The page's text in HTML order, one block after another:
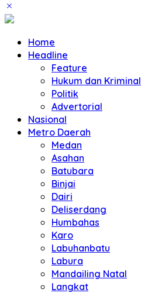
Home
Headline
Feature
Hukum dan Kriminal
Politik
Advertorial
Nasional
Metro Daerah
Medan
Asahan
Batubara
Binjai
Dairi
Deliserdang
Humbahas
Karo
Labuhanbatu
Labura
Mandailing Natal
Langkat